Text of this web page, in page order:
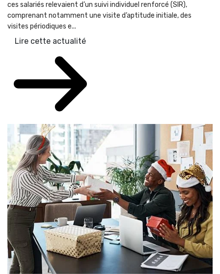
ces salariés relevaient d’un suivi individuel renforcé (SIR),
comprenant notamment une visite d’aptitude initiale, des
visites périodiques e...
Lire cette actualité